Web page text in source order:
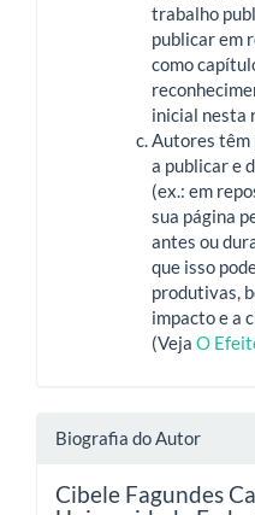
trabalho
publicar em
como
inicial nesta
Autores têm
a publicar e
(ex.: em
sua página
antes ou
que isso
produtivas,
impacto e a
(Veja O
Biografia do Autor
Cibele Fagundes